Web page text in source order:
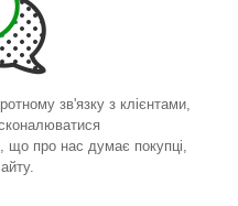
зв'язку з клієнтами,
що про нас думає покупці,